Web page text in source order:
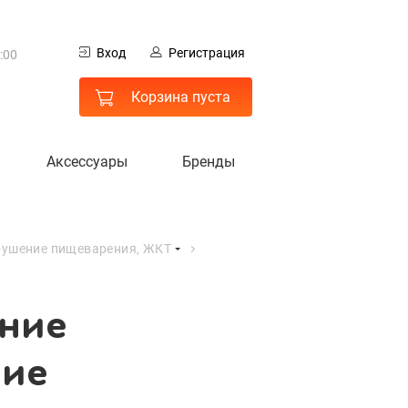
Вход Регистрация
Корзина пуста
Аксессуары Бренды
пищеварения, ЖКТ